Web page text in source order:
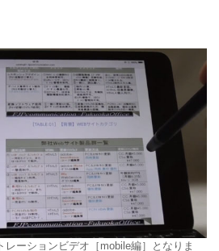
ーションビデオ［mobile編］となりま